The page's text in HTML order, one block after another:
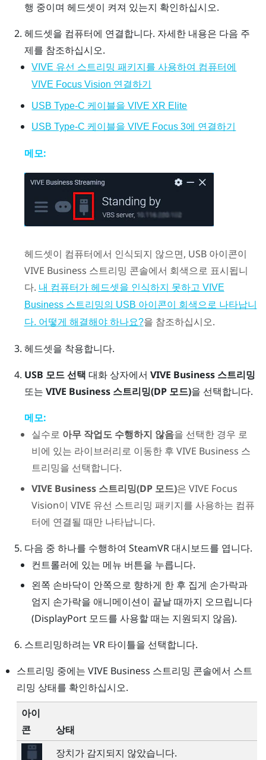
행 중이며 헤드셋이 켜져 있는지 확인하십시오.
헤드셋을 컴퓨터에 연결합니다. 자세한 내용은 다음 주
제를 참조하십시오.
VIVE 유선 스트리밍 패키지를 사용하여 컴퓨터에
VIVE Focus Vision 연결하기
USB Type-C 케이블을 VIVE XR Elite
USB Type-C 케이블을 VIVE Focus 3에 연결하기
메모:
헤드셋이 컴퓨터에서 인식되지 않으면, USB 아이콘이
VIVE Business 스트리밍 콘솔에서 회색으로 표시됩니
다. 내 컴퓨터가 헤드셋을 인식하지 못하고 VIVE
Business 스트리밍의 USB 아이콘이 회색으로 나타납니
다. 어떻게 해결해야 하나요?을 참조하십시오.
헤드셋을 착용합니다.
USB 모드 선택 대화 상자에서 VIVE Business 스트리밍
또는 VIVE Business 스트리밍(DP 모드)을 선택합니다.
메모:
실수로 아무 작업도 수행하지 않음을 선택한 경우 로
비에 있는 라이브러리로 이동한 후VIVE Business 스
트리밍을 선택합니다.
VIVE Business 스트리밍(DP 모드)은VIVE Focus
Vision이VIVE 유선 스트리밍 패키지를 사용하는 컴퓨
터에 연결될 때만 나타납니다.
다음 중 하나를 수행하여 SteamVR대시보드를 엽니다.
컨트롤러에 있는 메뉴 버튼을 누릅니다.
왼쪽 손바닥이 안쪽으로 향하게 한 후 집게 손가락과
엄지 손가락을 애니메이션이 끝날 때까지 오므립니다
(DisplayPort 모드를 사용할 때는 지원되지 않음).
스트리밍하려는 VR 타이틀을 선택합니다.
스트리밍 중에는 VIVE Business 스트리밍 콘솔에서 스트
리밍 상태를 확인하십시오.
아이
콘
상태
장치가 감지되지 않았습니다.